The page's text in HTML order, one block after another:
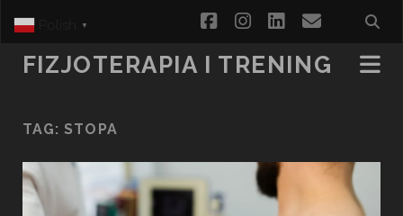
facebookinstagram
linkedinemail
FIZJOTERAPIA I TRENING
TAG: STOPA
▼